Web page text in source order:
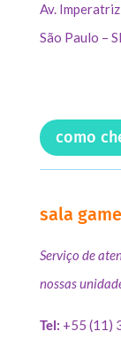
Av.
São Paulo –
como
sala
Serviço de
nossas
Tel: +55 (11)